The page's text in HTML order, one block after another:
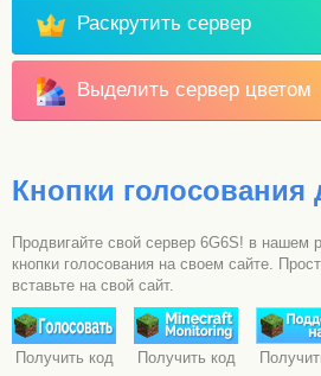
Раскрутить сервер
Выделить сервер цветом
Кнопки голосования
Продвигайте свой сервер 6G6S! в нашем
кнопки голосования на своем сайте.
вставьте на свой сайт.
Получить код Получить код